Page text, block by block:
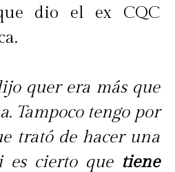
dio el ex CQC
quer era más que
Tampoco tengo por
trató de hacer una
es cierto quetiene